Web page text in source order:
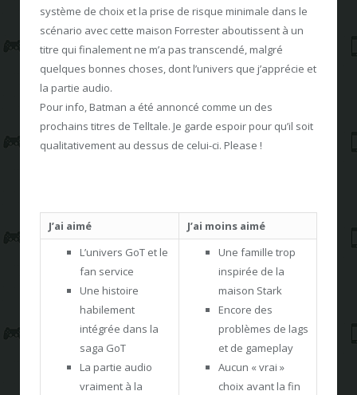
système de choix et la prise de risque minimale dans le
scénario avec cette maison Forrester aboutissent à un
titre qui finalement ne m’a pas transcendé, malgré
quelques bonnes choses, dont l’univers que j’apprécie et
la partie audio.
Pour info, Batman a été annoncé comme un des
prochains titres de Telltale. Je garde espoir pour qu’il soit
qualitativement au dessus de celui-ci. Please !
J’ai aimé
J’ai moins aimé
L’univers GoT et le
fan service
Une histoire
habilement
intégrée dans la
saga GoT
La partie audio
vraiment à la
Une famille trop
inspirée de la
maison Stark
Encore des
problèmes de lags
et de gameplay
Aucun « vrai »
choix avant la fin